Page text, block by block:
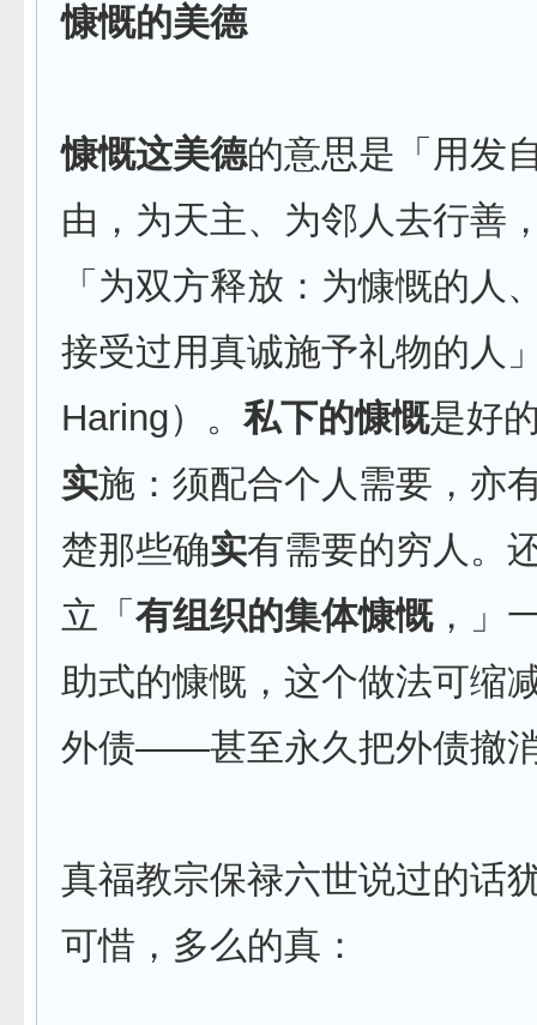
慷慨的美德
慷慨这美德的意思是「用发
由，为天主、为邻人去行善
「为双方释放：为慷慨的人
接受过用真诚施予礼物的人
Haring）。私下的慷慨是好
实施：须配合个人需要，亦
楚那些确实有需要的穷人。
立「 有组织的集体慷慨，」
助式的慷慨，这个做法可缩
外债——甚至永久把外债撤
真福教宗保禄六世说过的
可惜，多么的真：